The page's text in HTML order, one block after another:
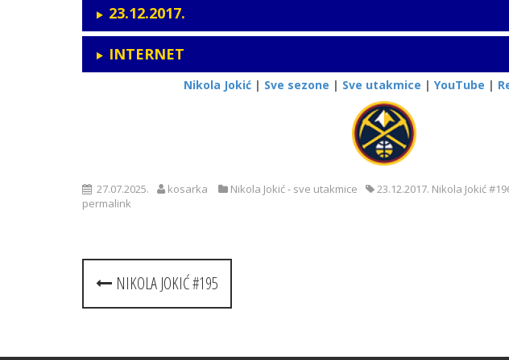
23.12.2017.
INTERNET
Nikola Jokić| Sve sezone | Sve utakmice | YouTube |
27.07.2025. kosarka Nikola Jokić - sve utakmice 23.12.2017. Nikola Jokić
permalink
Post
navigation
NIKOLA JOKIĆ #195